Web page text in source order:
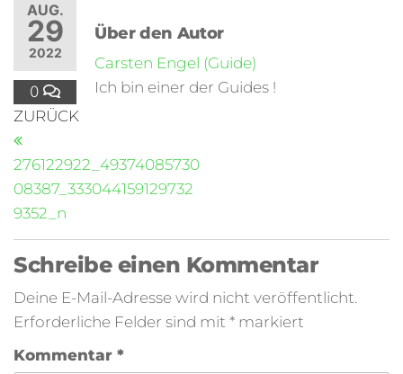
AUG.
29
2022
0
ZURÜCK
276122922_49374085730
08387_333044159129732
9352_n
Über den Autor
Carsten Engel (Guide)
Ich bin einer der Guides !
Schreibe einen Kommentar
Deine E-Mail-Adresse wird nicht veröffentlicht.
Erforderliche Felder sind mit * markiert
Kommentar *